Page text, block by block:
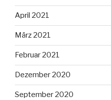
April 2021
März 2021
Februar 2021
Dezember 2020
September 2020